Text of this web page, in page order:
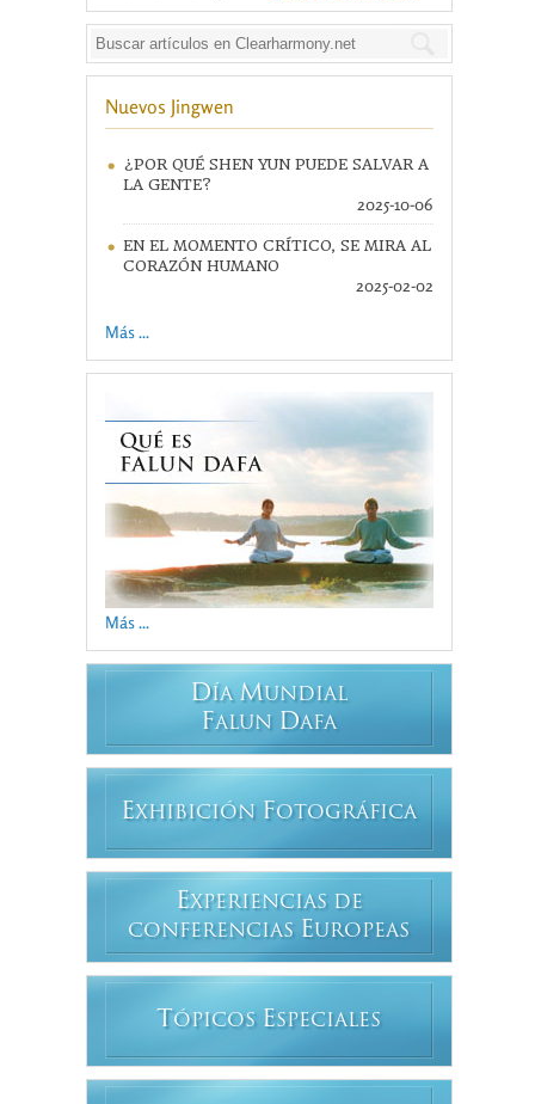
Nuevos Jingwen
¿POR QUÉ SHEN YUN PUEDE SALVAR A
LA GENTE?
2025-10-06
EN EL MOMENTO CRÍTICO, SE MIRA AL
CORAZÓN HUMANO
2025-02-02
Más ...
Más ...
DÍA MUNDIAL
FALUN DAFA
EXHIBICIÓN FOTOGRÁFICA
EXPERIENCIAS DE
CONFERENCIAS EUROPEAS
TÓPICOS ESPECIALES